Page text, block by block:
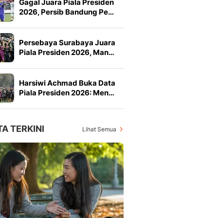
Gagal Juara Piala Presiden
2026, Persib Bandung Pe…
Persebaya Surabaya Juara
Piala Presiden 2026, Man…
Harsiwi Achmad Buka Data
Piala Presiden 2026: Men…
TERKINI Lihat Semua